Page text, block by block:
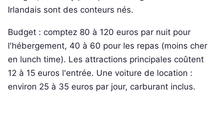
Irlandais sont des conteurs nés.
Budget : comptez 80 à 120 euros par nuit pour
l'hébergement, 40 à 60 pour les repas (moins cher
en lunch time). Les attractions principales coûtent
12 à 15 euros l'entrée. Une voiture de location :
environ 25 à 35 euros par jour, carburant inclus.